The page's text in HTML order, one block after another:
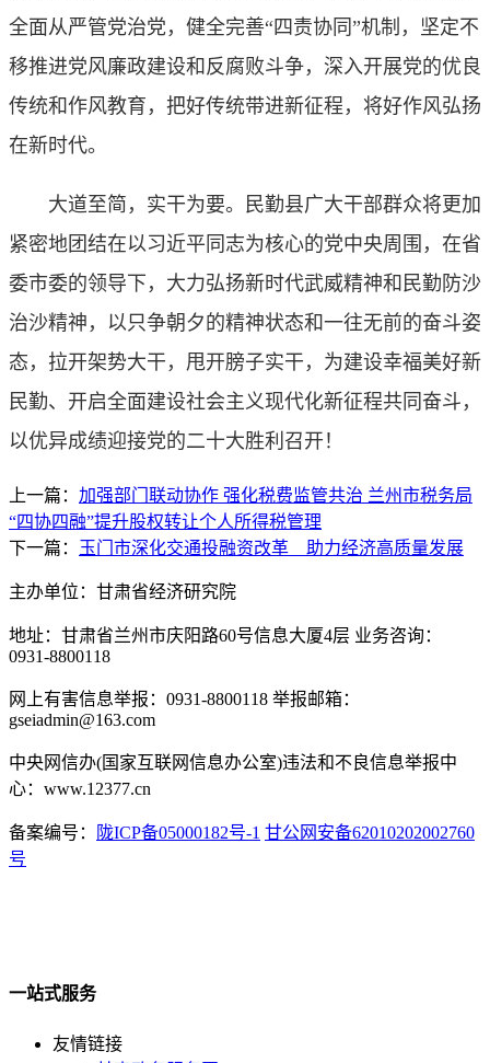
全面从严管党治党，健全完善“四责协同”机制，坚定不
移推进党风廉政建设和反腐败斗争，深入开展党的优良
传统和作风教育，把好传统带进新征程，将好作风弘扬
在新时代。
大道至简，实干为要。民勤县广大干部群众将更加
紧密地团结在以习近平同志为核心的党中央周围，在省
委市委的领导下，大力弘扬新时代武威精神和民勤防沙
治沙精神，以只争朝夕的精神状态和一往无前的奋斗姿
态，拉开架势大干，甩开膀子实干，为建设幸福美好新
民勤、开启全面建设社会主义现代化新征程共同奋斗，
以优异成绩迎接党的二十大胜利召开！
上一篇： 加强部门联动协作 强化税费监管共治 兰州市税务局
“四协四融”提升股权转让个人所得税管理
下一篇：
玉门市深化交通投融资改革 助力经济高质量发展
主办单位：甘肃省经济研究院
地址：甘肃省兰州市庆阳路60号信息大厦4层 业务咨询：
0931-8800118
网上有害信息举报：0931-8800118 举报邮箱：
gseiadmin@163.com
中央网信办(国家互联网信息办公室)违法和不良信息举报中
心：www.12377.cn
备案编号： 陇ICP备05000182号-1 甘公网安备62010202002760
号
一站式服务
友情链接